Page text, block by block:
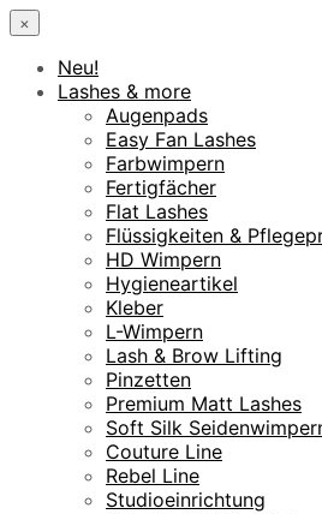
×
Neu!
Lashes & more
Augenpads
Easy Fan Lashes
Farbwimpern
Fertigfächer
Flat Lashes
Flüssigkeiten &
HD Wimpern
Hygieneartikel
Kleber
L-Wimpern
Lash & Brow Lifting
Pinzetten
Premium Matt Lashes
Soft Silk
Couture Line
Rebel Line
Studioeinrichtung